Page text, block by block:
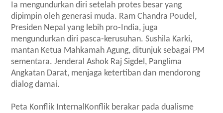
Ia mengundurkan diri setelah protes besar yang
dipimpin oleh generasi muda. Ram Chandra Poudel,
Presiden Nepal yang lebih pro-India, juga
mengundurkan diri pasca-kerusuhan. Sushila Karki,
mantan Ketua Mahkamah Agung, ditunjuk sebagai PM
sementara. Jenderal Ashok Raj Sigdel, Panglima
Angkatan Darat, menjaga ketertiban dan mendorong
dialog damai.
Peta Konflik InternalKonflik berakar pada dualisme